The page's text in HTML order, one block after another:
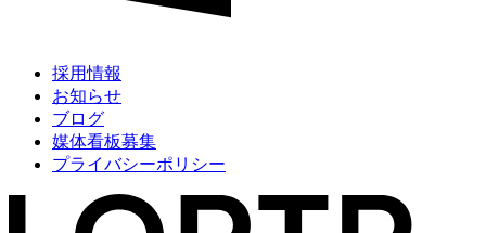
採用情報
お知らせ
ブログ
媒体看板募集
プライバシーポリシー